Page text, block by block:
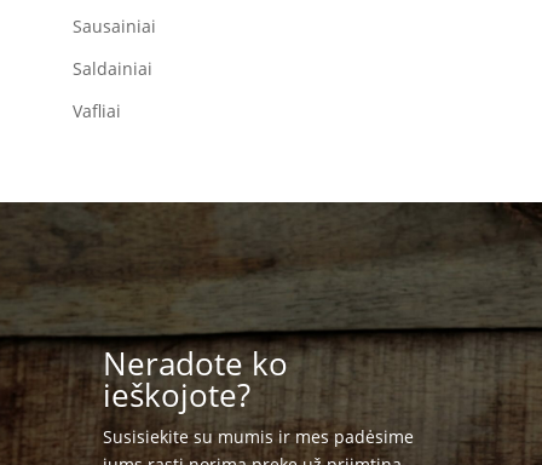
Sausainiai
Saldainiai
Vafliai
Neradote ko
ieškojote?
Susisiekite su mumis ir mes padėsime